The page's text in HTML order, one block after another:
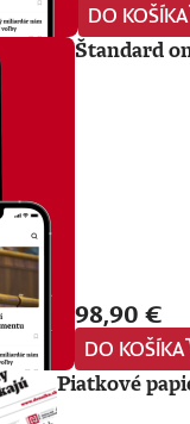
DO KOŠÍKA
Štandard
98,90 €
DO KOŠÍKA
Piatkové